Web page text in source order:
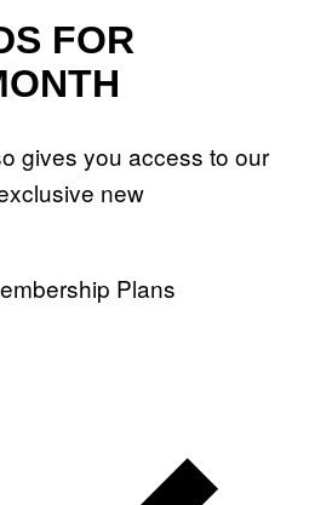
FOR
gives you access to our
new
Plans